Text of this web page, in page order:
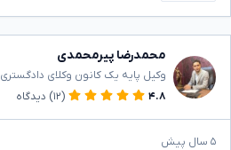
محمدرضا پیرمحمدی
وکیل پایه یک کانون وکلای دادگستری
۴.۸
(۱۲) دیدگاه
۵ سال پیش